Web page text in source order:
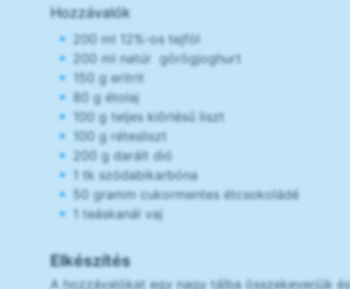
Hozzávalók
200 ml 12%-os tejföl
200 ml natúr görögjoghurt
150 g eritrit
80 g étolaj
100 g teljes kiőrlésű liszt
100 g rétesliszt
200 g darált dió
1 tk szódabikarbóna
50 gramm cukormentes étcsokoládé
1 teáskanál vaj
Elkészítés
A hozzávalókat egy nagy tálba összekeverjük